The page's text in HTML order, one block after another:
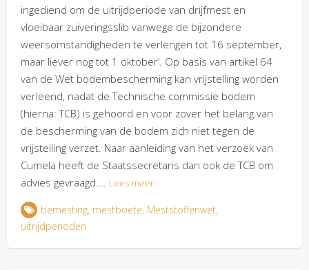
ingediend om de uitrijdperiode van drijfmest en
vloeibaar zuiveringsslib vanwege de bijzondere
weersomstandigheden te verlengen tot 16 september,
maar liever nog tot 1 oktober’. Op basis van artikel 64
van de Wet bodembescherming kan vrijstelling worden
verleend, nadat de Technische commissie bodem
(hierna: TCB) is gehoord en voor zover het belang van
de bescherming van de bodem zich niet tegen de
vrijstelling verzet. Naar aanleiding van het verzoek van
Cumela heeft de Staatssecretaris dan ook de TCB om
advies gevraagd.… Lees meer
bemesting, mestboete, Meststoffenwet,
uitrijdperioden